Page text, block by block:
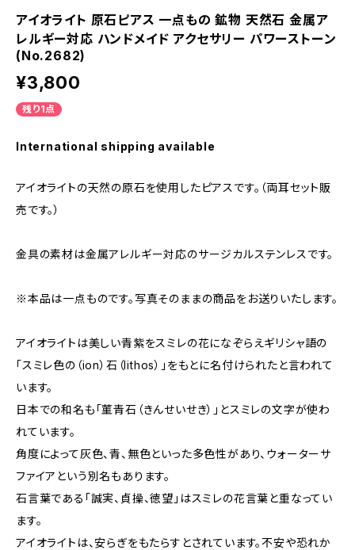
アイオライト 原石ピアス 一点もの 鉱物 天然石 金属ア
レルギー対応 ハンドメイド アクセサリー パワーストーン
(No.2682)
¥3,800
残り1点
International shipping available
アイオライトの天然の原石を使用したピアスです。（両耳セット販
売です。）
金具の素材は金属アレルギー対応のサージカルステンレスです。
※本品は一点ものです。写真そのままの商品をお送りいたします。
アイオライトは美しい青紫をスミレの花になぞらえギリシャ語の
「スミレ色の（ion）石（lithos）」をもとに名付けられたと言われて
います。
日本での和名も「菫青石（きんせいせき）」とスミレの文字が使わ
れています。
角度によって灰色、青、無色といった多色性があり、ウォーターサ
ファイアという別名もあります。
石言葉である「誠実、貞操、徳望」はスミレの花言葉と重なってい
ます。
アイオライトは、安らぎをもたらすとされています。不安や恐れか